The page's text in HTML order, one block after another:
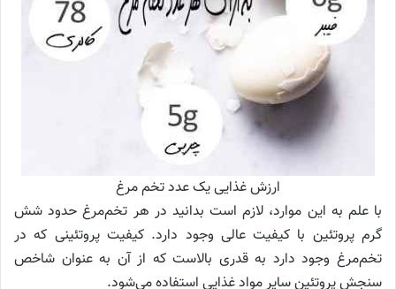
ارزش غذایی یک عدد تخم مرغ
با علم به این موارد، لازم است بدانید در هر تخم‌مرغ حدود شش
گرم پروتئین با کیفیت عالی وجود دارد. کیفیت پروتئینی که در
تخم‌مرغ وجود دارد به قدری بالاست که از آن به عنوان شاخص
سنجش پروتئین سایر مواد غذایی استفاده می‌شود.